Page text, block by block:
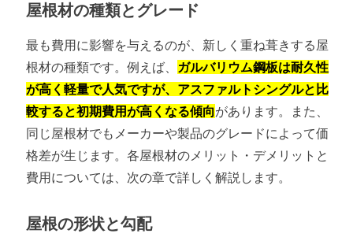
屋根材の種類とグレード
最も費用に影響を与えるのが、新しく重ね葺きする屋
根材の種類です。例えば、
ガルバリウム鋼板は耐久性
が高く軽量で人気ですが、アスファルトシングルと比
較すると初期費用が高くなる傾向があります。また、
同じ屋根材でもメーカーや製品のグレードによって価
格差が生じます。各屋根材のメリット・デメリットと
費用については、次の章で詳しく解説します。
屋根の形状と勾配